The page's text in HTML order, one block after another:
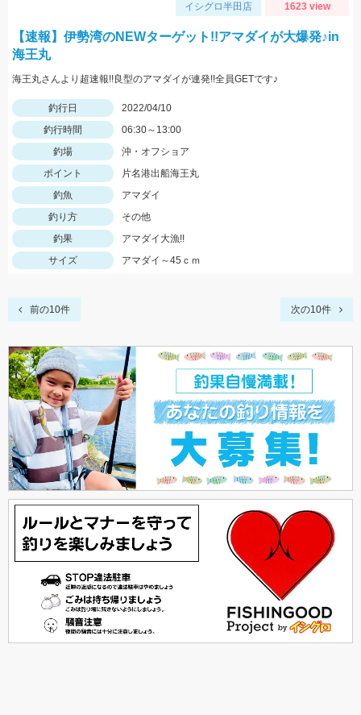
イシグロ半田店 1623 view
【速報】伊勢湾のNEWターゲット!!アマダイが大爆発♪in
海王丸
海王丸さんより超速報!!良型のアマダイが連発!!全員GETです♪
釣行日
2022/04/10
釣行時間
06:30～13:00
釣場
沖・オフショア
ポイント
片名港出船海王丸
釣魚
アマダイ
釣り方
その他
釣果
アマダイ大漁!!
サイズ
アマダイ～45ｃｍ
前の10件 次の10件